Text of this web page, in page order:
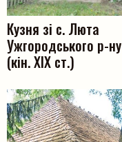
Кузня зі с. Люта
Ужгородського р-ну
(кін. ХІХ ст.)